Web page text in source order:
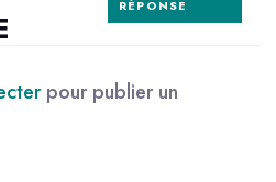
RÉPONSE
pour publier un